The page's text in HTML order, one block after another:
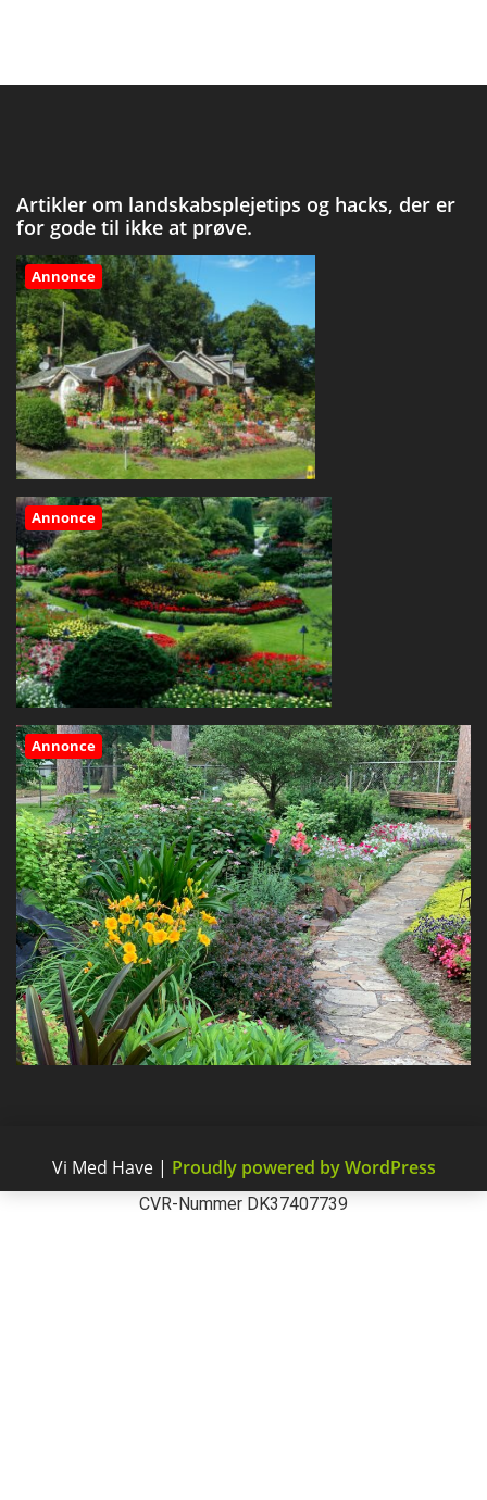
Artikler om landskabsplejetips og hacks, der er
for gode til ikke at prøve.
Annonce
Annonce
Annonce
Vi Med Have | Proudly powered by WordPress
CVR-Nummer DK37407739